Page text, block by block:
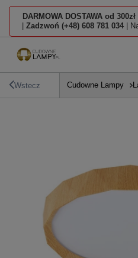
DARMOWA DOSTAWA od 300zł
Zadzwoń (+48) 608 781 034 |
Wstecz Cudowne Lampy